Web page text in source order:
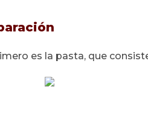
es la pasta, que